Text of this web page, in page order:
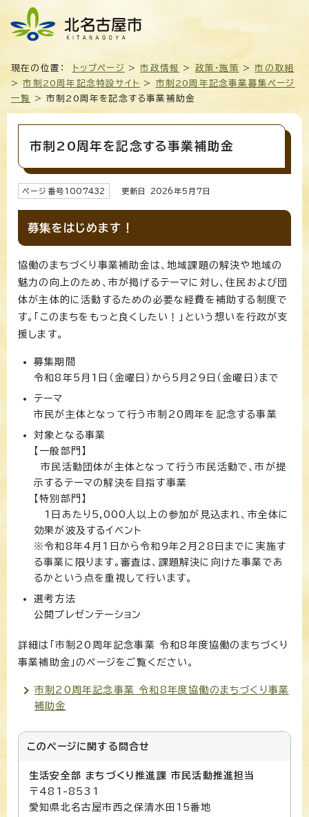
現在の位置： トップページ >市政情報 > 政策・施策 >市の取組
>市制20周年記念特設サイト > 市制20周年記念事業募集ページ
一覧
> 市制20周年を記念する事業補助金
市制20周年を記念する事業補助金
ページ番号1007432 更新日 2026年5月7日
募集をはじめます！
協働のまちづくり事業補助金は、地域課題の解決や地域の
魅力の向上のため、市が掲げるテーマに対し、住民および団
体が主体的に活動するための必要な経費を補助する制度で
す。「このまちをもっと良くしたい！」という想いを行政が支
援します。
募集期間
令和8年5月1日（金曜日）から5月29日（金曜日）まで
テーマ
市民が主体となって行う市制20周年を記念する事業
対象となる事業
【一般部門】
市民活動団体が主体となって行う市民活動で、市が提
示するテーマの解決を目指す事業
【特別部門】
1日あたり5,000人以上の参加が見込まれ、市全体に
効果が波及するイベント
※令和8年4月1日から令和9年2月28日までに実施す
る事業に限ります。審査は、課題解決に向けた事業であ
るかという点を重視して行います。
選考方法
公開プレゼンテーション
詳細は「市制20周年記念事業 令和8年度協働のまちづくり
事業補助金」のページをご覧ください。
市制20周年記念事業 令和8年度協働のまちづくり事業
補助金
このページに関する 問合せ
生活安全部 まちづくり推進課 市民活動推進担当
〒481-8531
愛知県北名古屋市西之保清水田15番地